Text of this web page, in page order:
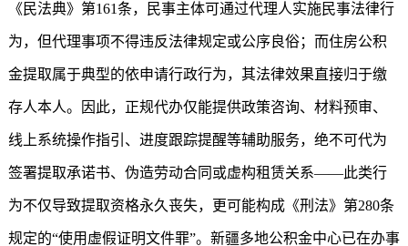
《民法典》第161条，民事主体可通过代理人实施民事法律行
为，但代理事项不得违反法律规定或公序良俗；而住房公积
金提取属于典型的依申请行政行为，其法律效果直接归于缴
存人本人。因此，正规代办仅能提供政策咨询、材料预审、
线上系统操作指引、进度跟踪提醒等辅助服务，绝不可代为
签署提取承诺书、伪造劳动合同或虚构租赁关系——此类行
为不仅导致提取资格永久丧失，更可能构成《刑法》第280条
规定的“使用虚假证明文件罪”。新疆多地公积金中心已在办事